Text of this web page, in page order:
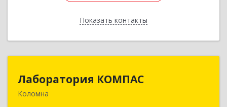
Показать контакты
Назад
Лаборатория КОМПАС
Коломна
140415, Московская обл, Коломна г, Л.Толстого